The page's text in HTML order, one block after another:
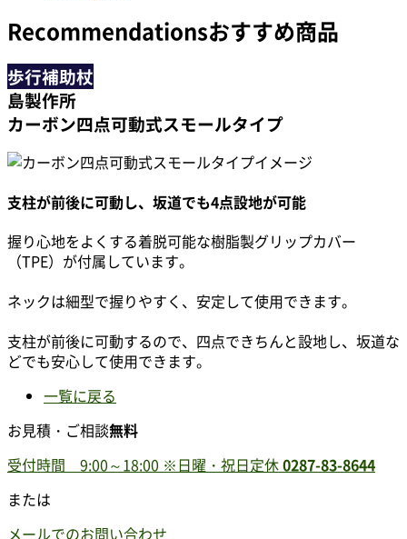
Recommendationsおすすめ商品
歩行補助杖
島製作所
カーボン四点可動式スモールタイプ
支柱が前後に可動し、坂道でも4点設地が可能
握り心地をよくする着脱可能な樹脂製グリップカバー
（TPE）が付属しています。
ネックは細型で握りやすく、安定して使用できます。
支柱が前後に可動するので、四点できちんと設地し、坂道な
どでも安心して使用できます。
一覧に戻る
お見積・ご相談無料
受付時間 9:00～18:00 ※日曜・祝日定休0287-83-8644
または
メールでのお問い合わせ